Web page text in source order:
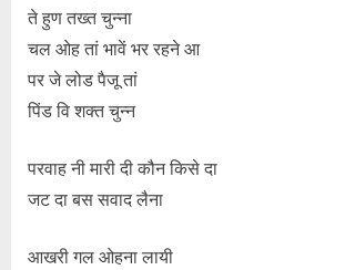
ते हुण तख्त चुन्ना
चल ओह तां भावें भर रहने आ
पर जे लोड पैजू तां
पिंड वि शक्त चुन्न
परवाह नी मारी दी कौन किसे दा
जट दा बस सवाद लैना
आखरी गल ओहना लायी